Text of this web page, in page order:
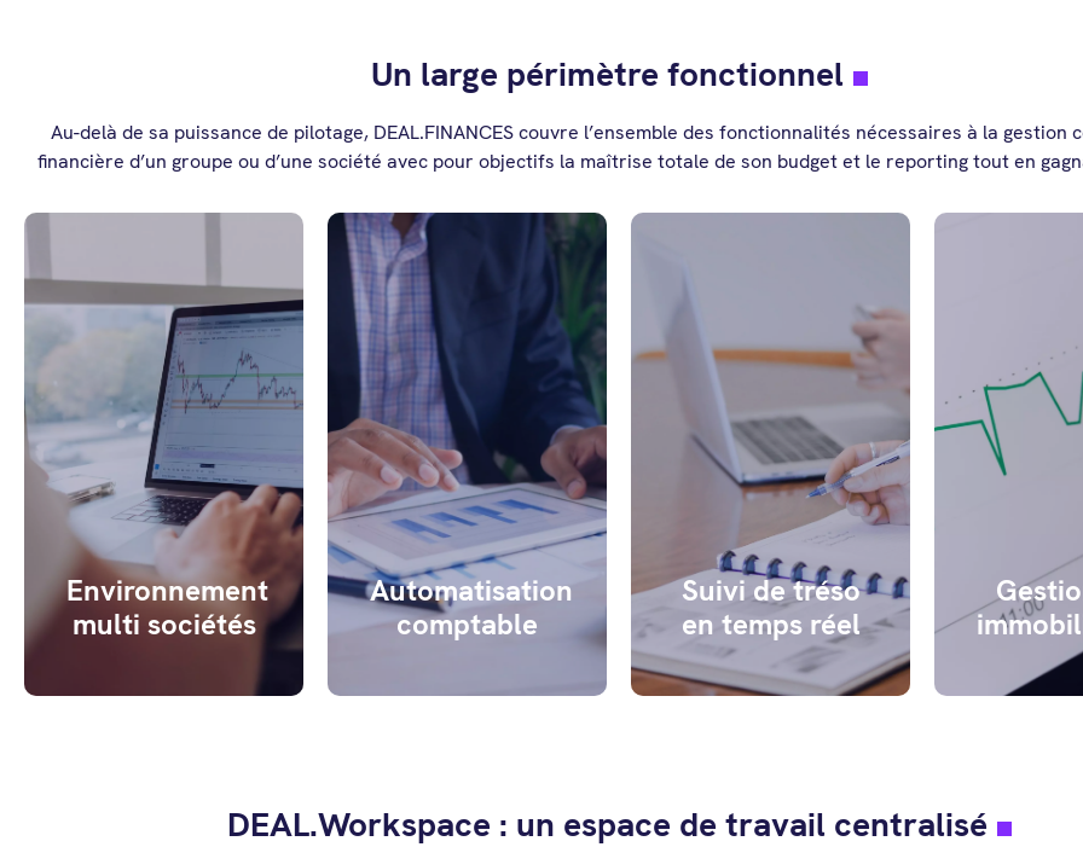
Un large périmètre fonctionnel
Au-delà de sa puissance de pilotage, DEAL.FINANCES couvre l’ensemble des fonctionnalités nécessaires à la gestion
financière d’un groupe ou d’une société avec pour objectifs la maîtrise totale de son budget et le reporting tout en
Environnement
multi sociétés
DEAL.FINANCES s'adapte
à tout type de société et
permet une approche
multi établissements,
multi exercices, multi
devises, multilingue et
multi plans comptables.
Automatisation
comptable
Gagnez un temps
précieux en
simplifiant vos
opérations
comptables et en
automatisant vos
processus
comptables.
Suivi de tréso
en temps réel
Gestion automatisée
des règlements,
rapprochements
bancaires en un clic,...
optimisez vos flux de
trésorerie pour la
bonne santé de votre
entreprise.
grâce à
comptable
de
DEAL.Workspace : un espace de travail centralisé